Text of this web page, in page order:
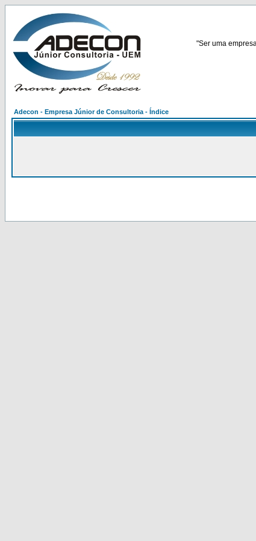
"Ser uma
Adecon - Empresa Júnior de Consultoria - Índice